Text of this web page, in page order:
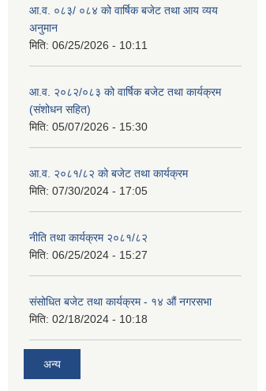
आ.व. ०८३/ ०८४ को वार्षिक बजेट तथा आय व्यय
अनुमान
मिति: 06/25/2026 - 10:11
आ.व. २०८२/०८३ को वार्षिक बजेट तथा कार्यक्रम
(संशोधन सहित)
मिति: 05/07/2026 - 15:30
आ.व. २०८१/८२ को बजेट तथा कार्यक्रम
मिति: 07/30/2024 - 17:05
नीति तथा कार्यक्रम २०८१/८२
मिति: 06/25/2024 - 15:27
संसोधित बजेट तथा कार्यक्रम - १४ औं नगरसभा
मिति: 02/18/2024 - 10:18
अन्य